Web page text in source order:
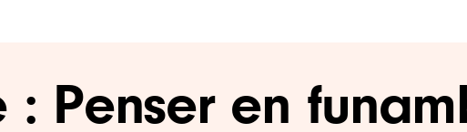
: Penser en